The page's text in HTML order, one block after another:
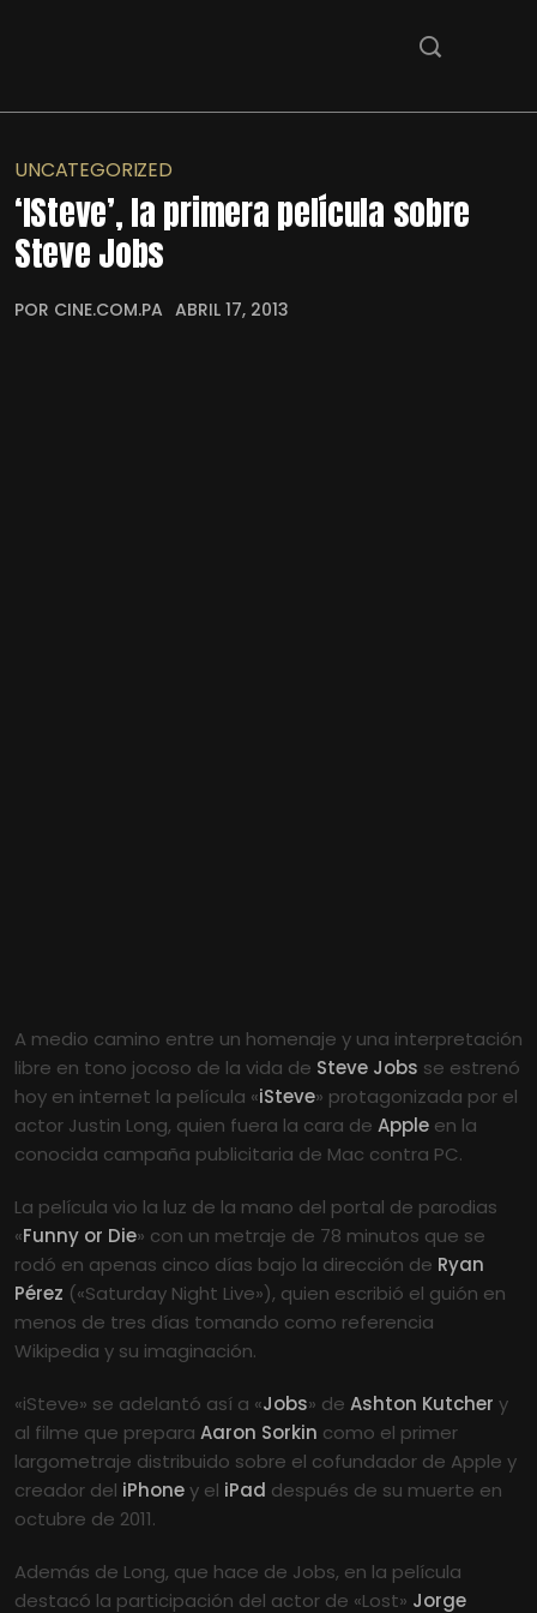
UNCATEGORIZED
‘ISteve’, la primera película sobre
Steve Jobs
POR CINE.COM.PA ABRIL 17, 2013
A medio camino entre un homenaje y una interpretación
libre en tono jocoso de la vida de Steve Jobs se estrenó
hoy en internet la película «iSteve» protagonizada por el
actor Justin Long, quien fuera la cara de Apple en la
conocida campaña publicitaria de Mac contra PC.
La película vio la luz de la mano del portal de parodias
«Funny or Die» con un metraje de 78 minutos que se
rodó en apenas cinco días bajo la dirección de Ryan
Pérez («Saturday Night Live»), quien escribió el guión en
menos de tres días tomando como referencia
Wikipedia y su imaginación.
«iSteve» se adelantó así a «Jobs» de Ashton Kutcher y
al filme que prepara Aaron Sorkin como el primer
largometraje distribuido sobre el cofundador de Apple y
creador del iPhoney el iPad después de su muerte en
octubre de 2011.
Además de Long, que hace de Jobs, en la película
destacó la participación del actor de «Lost» Jorge